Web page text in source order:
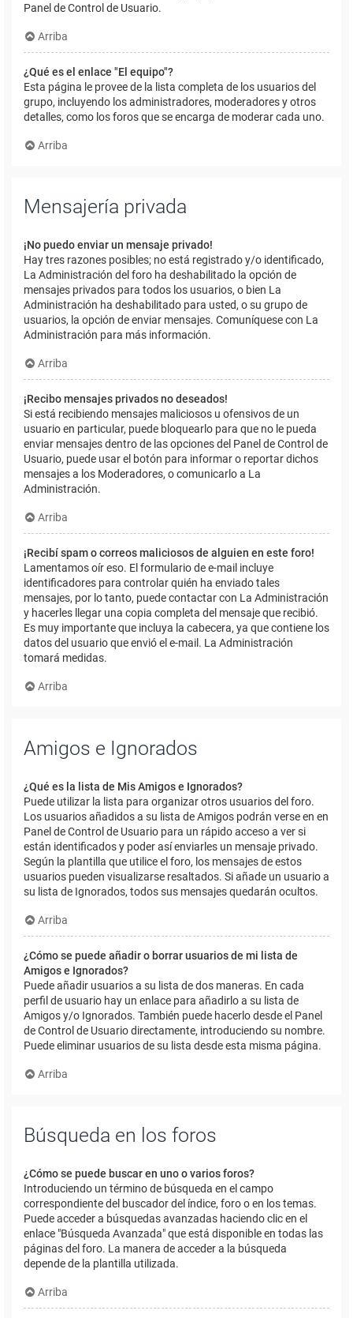
Panel de Control de Usuario.
Arriba
¿Qué es el enlace "El equipo"?
Esta página le provee de la lista completa de los usuarios del
grupo, incluyendo los administradores, moderadores y otros
detalles, como los foros que se encarga de moderar cada uno.
Arriba
Mensajería privada
¡No puedo enviar un mensaje privado!
Hay tres razones posibles; no está registrado y/o identificado,
La Administración del foro ha deshabilitado la opción de
mensajes privados para todos los usuarios, o bien La
Administración ha deshabilitado para usted, o su grupo de
usuarios, la opción de enviar mensajes. Comuníquese con La
Administración para más información.
Arriba
¡Recibo mensajes privados no deseados!
Si está recibiendo mensajes maliciosos u ofensivos de un
usuario en particular, puede bloquearlo para que no le pueda
enviar mensajes dentro de las opciones del Panel de Control de
Usuario, puede usar el botón para informar o reportar dichos
mensajes a los Moderadores, o comunicarlo a La
Administración.
Arriba
¡Recibí spam o correos maliciosos de alguien en este foro!
Lamentamos oír eso. El formulario de e-mail incluye
identificadores para controlar quién ha enviado tales
mensajes, por lo tanto, puede contactar con La Administración
y hacerles llegar una copia completa del mensaje que recibió.
Es muy importante que incluya la cabecera, ya que contiene los
datos del usuario que envió el e-mail. La Administración
tomará medidas.
Arriba
Amigos e Ignorados
¿Qué es la lista de Mis Amigos e Ignorados?
Puede utilizar la lista para organizar otros usuarios del foro.
Los usuarios añadidos a su lista de Amigos podrán verse en en
Panel de Control de Usuario para un rápido acceso a ver si
están identificados y poder así enviarles un mensaje privado.
Según la plantilla que utilice el foro, los mensajes de estos
usuarios pueden visualizarse resaltados. Si añade un usuario a
su lista de Ignorados, todos sus mensajes quedarán ocultos.
Arriba
¿Cómo se puede añadir o borrar usuarios de mi lista de
Amigos e Ignorados?
Puede añadir usuarios a su lista de dos maneras. En cada
perfil de usuario hay un enlace para añadirlo a su lista de
Amigos y/o Ignorados. También puede hacerlo desde el Panel
de Control de Usuario directamente, introduciendo su nombre.
Puede eliminar usuarios de su lista desde esta misma página.
Arriba
Búsqueda en los foros
¿Cómo se puede buscar en uno o varios foros?
Introduciendo un término de búsqueda en el campo
correspondiente del buscador del índice, foro o en los temas.
Puede acceder a búsquedas avanzadas haciendo clic en el
enlace "Búsqueda Avanzada" que está disponible en todas las
páginas del foro. La manera de acceder a la búsqueda
depende de la plantilla utilizada.
Arriba